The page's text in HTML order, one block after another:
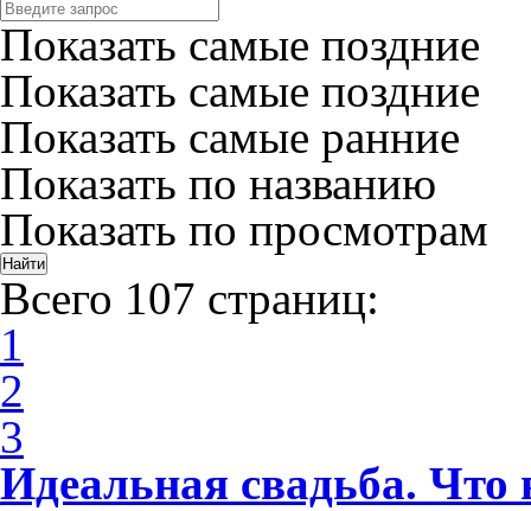
Показать самые поздние
Показать самые поздние
Показать самые ранние
Показать по названию
Показать по просмотрам
Всего 107 страниц:
1
2
3
Идеальная свадьба. Что